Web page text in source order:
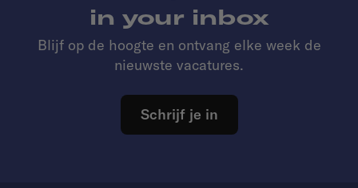
in your inbox
Blijf op de hoogte en ontvang elke week de
nieuwste vacatures.
Schrijf je in